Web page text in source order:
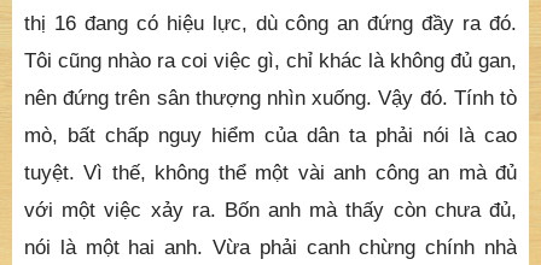
thị 16 đang có hiệu lực, dù công an đứng đầy ra đó.
Tôi cũng nhào ra coi việc gì, chỉ khác là không đủ gan,
nên đứng trên sân thượng nhìn xuống. Vậy đó. Tính tò
mò, bất chấp nguy hiểm của dân ta phải nói là cao
tuyệt. Vì thế, không thể một vài anh công an mà đủ
với một việc xảy ra. Bốn anh mà thấy còn chưa đủ,
nói là một hai anh. Vừa phải canh chừng chính nhà